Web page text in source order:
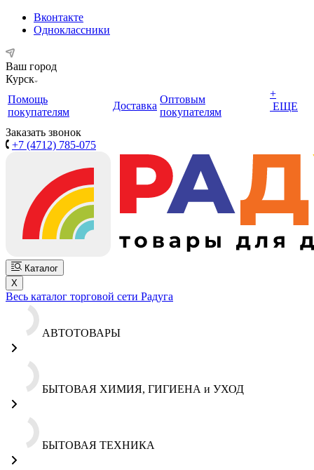
Вконтакте
Одноклассники
Ваш город
Курск
Помощь
покупателям
Доставка
Оптовым
покупателям
+
ЕЩЕ
Заказать звонок
+7 (4712) 785-075
Каталог
X
Весь каталог торговой сети Радуга
АВТОТОВАРЫ
БЫТОВАЯ ХИМИЯ, ГИГИЕНА и УХОД
БЫТОВАЯ ТЕХНИКА